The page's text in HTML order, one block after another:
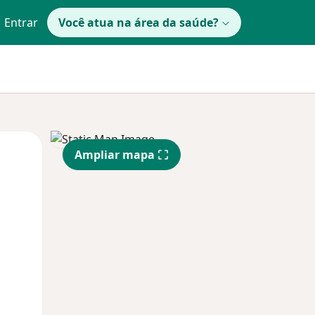
Entrar Você atua na área da saúde?
Segunda-feira Ter,
11 Ago
Qua
12 Ago
Ampliar mapa